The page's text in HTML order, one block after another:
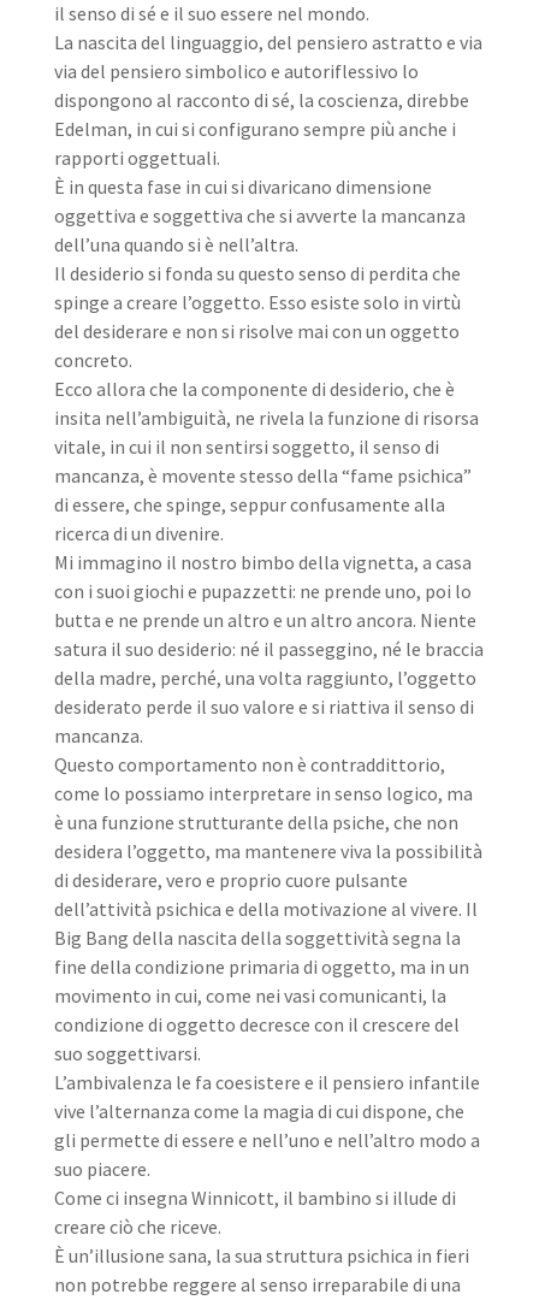
il senso di sé e il suo essere nel mondo.
La nascita del linguaggio, del pensiero astratto e via
via del pensiero simbolico e autoriflessivo lo
dispongono al racconto di sé, la coscienza, direbbe
Edelman, in cui si configurano sempre più anche i
rapporti oggettuali.
È in questa fase in cui si divaricano dimensione
oggettiva e soggettiva che si avverte la mancanza
dell’una quando si è nell’altra.
Il desiderio si fonda su questo senso di perdita che
spinge a creare l’oggetto. Esso esiste solo in virtù
del desiderare e non si risolve mai con un oggetto
concreto.
Ecco allora che la componente di desiderio, che è
insita nell’ambiguità, ne rivela la funzione di risorsa
vitale, in cui il non sentirsi soggetto, il senso di
mancanza, è movente stesso della “fame psichica”
di essere, che spinge, seppur confusamente alla
ricerca di un divenire.
Mi immagino il nostro bimbo della vignetta, a casa
con i suoi giochi e pupazzetti: ne prende uno, poi lo
butta e ne prende un altro e un altro ancora. Niente
satura il suo desiderio: né il passeggino, né le braccia
della madre, perché, una volta raggiunto, l’oggetto
desiderato perde il suo valore e si riattiva il senso di
mancanza.
Questo comportamento non è contraddittorio,
come lo possiamo interpretare in senso logico, ma
è una funzione strutturante della psiche, che non
desidera l’oggetto, ma mantenere viva la possibilità
di desiderare, vero e proprio cuore pulsante
dell’attività psichica e della motivazione al vivere. Il
Big Bang della nascita della soggettività segna la
fine della condizione primaria di oggetto, ma in un
movimento in cui, come nei vasi comunicanti, la
condizione di oggetto decresce con il crescere del
suo soggettivarsi.
L’ambivalenza le fa coesistere e il pensiero infantile
vive l’alternanza come la magia di cui dispone, che
gli permette di essere e nell’uno e nell’altro modo a
suo piacere.
Come ci insegna Winnicott, il bambino si illude di
creare ciò che riceve.
È un’illusione sana, la sua struttura psichica in fieri
non potrebbe reggere al senso irreparabile di una